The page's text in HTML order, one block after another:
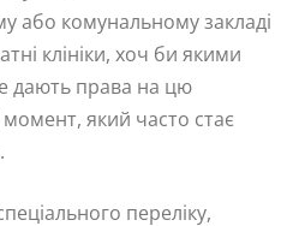
або комунальному закладі
клініки, хоч би якими
дають права на цю
який часто стає
переліку,